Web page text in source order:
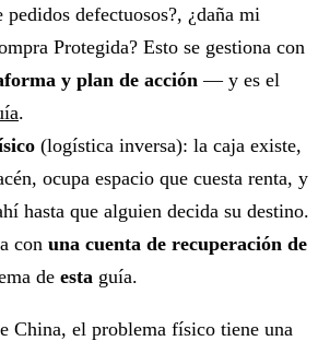
pedidos defectuosos?, ¿daña mi
Protegida? Esto se gestiona con
y plan de acción — y es el
.
(logística inversa): la caja existe,
ocupa espacio que cuesta renta, y
hasta que alguien decida su destino.
con una cuenta de recuperación de
de esta guía.
China, el problema físico tiene una